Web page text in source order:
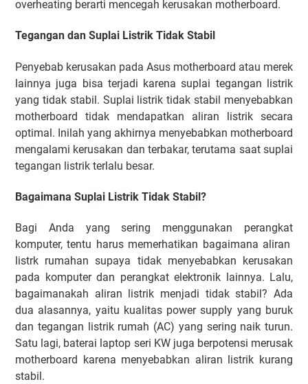
overheating berarti mencegah kerusakan motherboard.
Tegangan dan Suplai Listrik Tidak Stabil
Penyebab kerusakan pada Asus motherboard atau merek
lainnya juga bisa terjadi karena suplai tegangan listrik
yang tidak stabil. Suplai listrik tidak stabil menyebabkan
motherboard tidak mendapatkan aliran listrik secara
optimal. Inilah yang akhirnya menyebabkan motherboard
mengalami kerusakan dan terbakar, terutama saat suplai
tegangan listrik terlalu besar.
Bagaimana Suplai Listrik Tidak Stabil?
Bagi Anda yang sering menggunakan perangkat
komputer, tentu harus memerhatikan bagaimana aliran
listrk rumahan supaya tidak menyebabkan kerusakan
pada komputer dan perangkat elektronik lainnya. Lalu,
bagaimanakah aliran listrik menjadi tidak stabil? Ada
dua alasannya, yaitu kualitas power supply yang buruk
dan tegangan listrik rumah (AC) yang sering naik turun.
Satu lagi, baterai laptop seri KW juga berpotensi merusak
motherboard karena menyebabkan aliran listrik kurang
stabil.